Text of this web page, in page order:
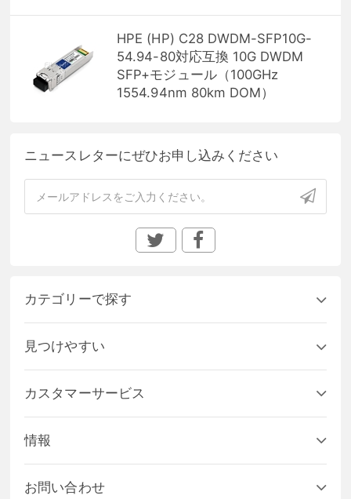
HPE (HP) C28 DWDM-SFP10G-
54.94-80対応互換 10G DWDM
SFP+モジュール（100GHz
1554.94nm 80km DOM）
ニュースレターにぜひお申し込みください
カテゴリーで探す
見つけやすい
カスタマーサービス
情報
お問い合わせ